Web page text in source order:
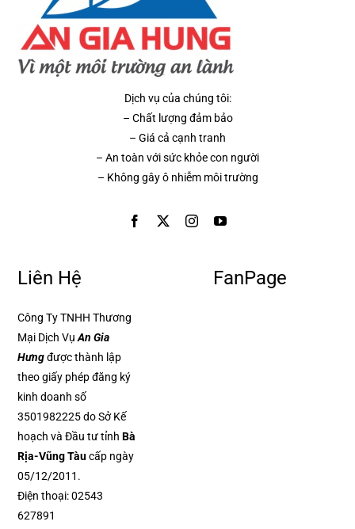
Dịch vụ của chúng tôi:
– Chất lượng đảm bảo
– Giá cả cạnh tranh
– An toàn với sức khỏe con người
– Không gây ô nhiễm môi trường
Liên Hệ
Công Ty TNHH Thương
Mại Dịch Vụ An Gia
Hưngđược thành lập
theo giấy phép đăng ký
kinh doanh số
3501982225 do Sở Kế
hoạch và Đầu tư tỉnhBà
Rịa-Vũng Tàucấp ngày
05/12/2011.
Điện thoại:02543
627891
FanPage